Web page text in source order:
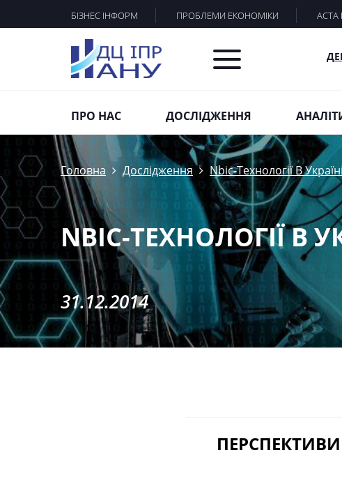
БІЗНЕС ІНФОРМ ПРОБЛЕМИ ЕКОНОМІКИ ACTA
ПРО НАС ДОСЛІДЖЕННЯ
Головна Дослідження Nbic-Технології В Україні
NBIC-ТЕХНОЛОГІЇ В
31.12.2014